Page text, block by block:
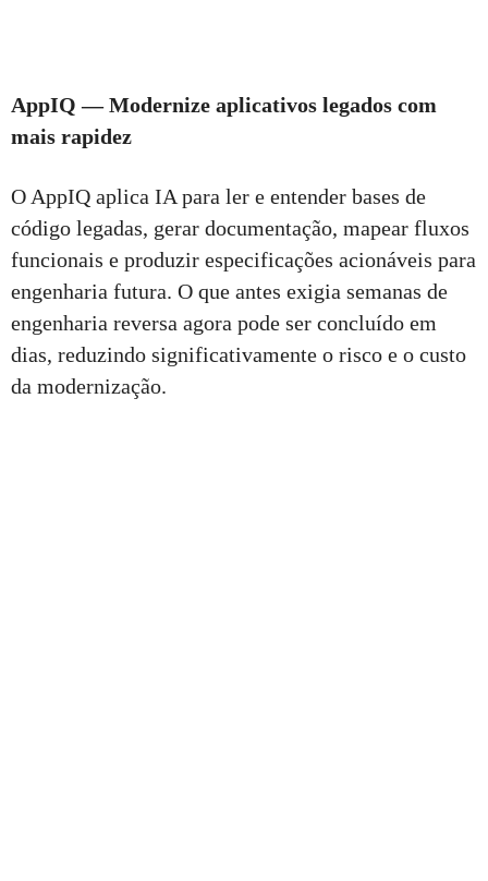
AppIQ — Modernize aplicativos legados com
mais rapidez
O AppIQ aplica IA para ler e entender bases de
código legadas, gerar documentação, mapear fluxos
funcionais e produzir especificações acionáveis para
engenharia futura. O que antes exigia semanas de
engenharia reversa agora pode ser concluído em
dias, reduzindo significativamente o risco e o custo
da modernização.